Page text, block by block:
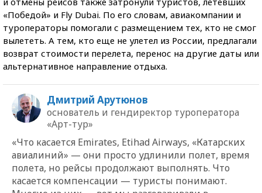
«Победой» и Fly Dubai. По его словам, авиакомпании и
туроператоры помогали с размещением тех, кто не смог
вылететь. А тем, кто еще не улетел из России, предлагали
возврат стоимости перелета, перенос на другие даты или
альтернативное направление отдыха.
Дмитрий Арутюнов
основатель и гендиректор туроператора
«Арт-тур»
«Что касается Emirates, Etihad Airways, «Катарских
авиалиний» — они просто удлинили полет, время
полета, но рейсы продолжают выполнять. Что
касается компенсации — туристы понимают.